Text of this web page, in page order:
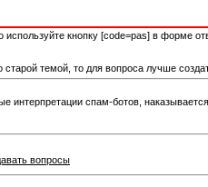
используйте кнопку [code=pas] в форме
старой темой, то для вопроса лучше
интерпретации спам-ботов,
вопросы